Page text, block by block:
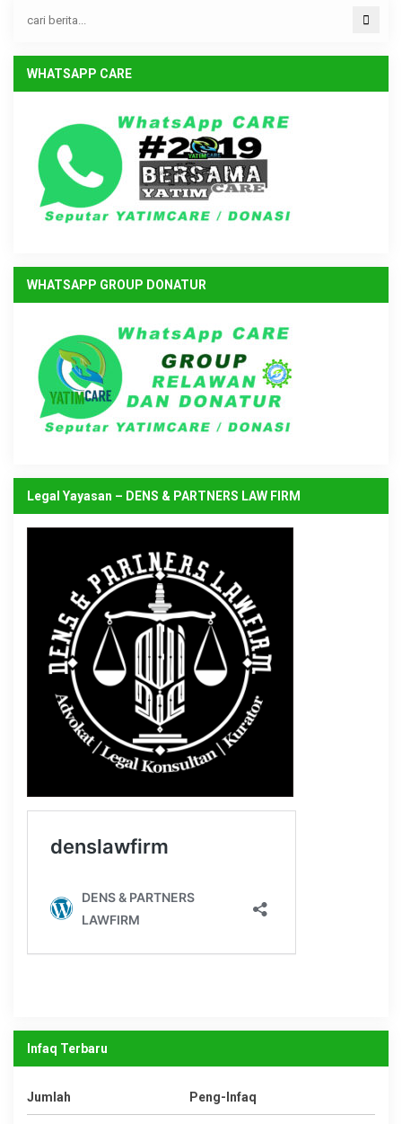
WHATSAPP CARE
WHATSAPP GROUP DONATUR
Legal Yayasan – DENS & PARTNERS LAW FIRM
Infaq Terbaru
Jumlah Peng-Infaq